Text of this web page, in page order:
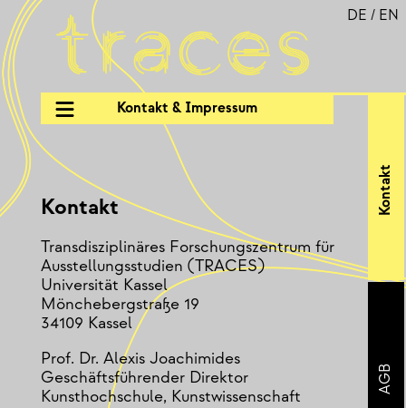
Kontakt & Impressum
DE / EN
Kontakt
Transdisziplinäres Forschungszentrum für
Ausstellungsstudien (TRACES)
Universität Kassel
Mönchebergstraße 19
34109 Kassel
Prof. Dr. Alexis Joachimides
Geschäftsführender Direktor
Kunsthochschule, Kunstwissenschaft
Kontakt
AGB